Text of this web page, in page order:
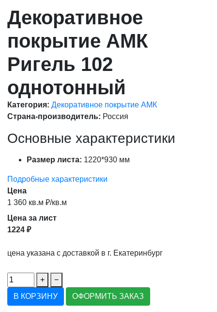
Декоративное
покрытие АМК
Ригель 102
однотонный
Категория: Декоративное покрытие АМК
Страна-производитель: Россия
Основные характеристики
Размер листа: 1220*930 мм
Подробные характеристики
Цена
1 360 кв.м ₽/кв.м
Цена за лист
1224 ₽
цена указана с доставкой в г. Екатеринбург
+
−
В КОРЗИНУ
ОФОРМИТЬ ЗАКАЗ